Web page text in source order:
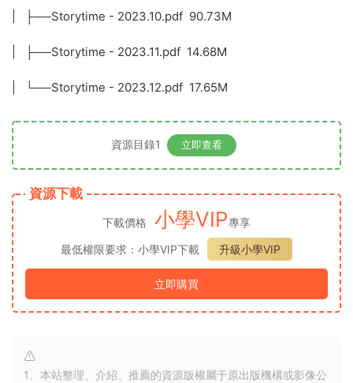
| ├──Storytime - 2023.10.pdf 90.73M
| ├──Storytime - 2023.11.pdf 14.68M
| └──Storytime - 2023.12.pdf 17.65M
資源目錄1 立即查看
資源下載
下載價格 小學VIP專享
最低權限要求：小學VIP下載
升級小學VIP
立即購買
1、本站整理、介紹、推薦的資源版權屬于原出版機構或影像公